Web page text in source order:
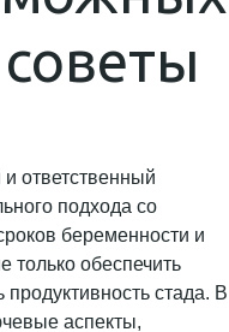
ответственный
подхода со
беременности и
только обеспечить
стада. В
аспекты,